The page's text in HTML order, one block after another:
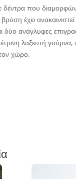
δέντρα που
έχει
δύο ανάγλυφες
λαξευτή γούρνα,
χώρο.